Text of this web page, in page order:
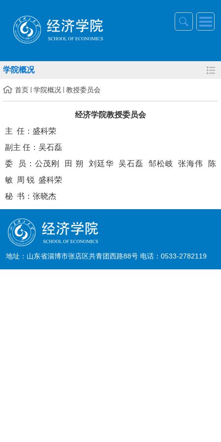
学院概况
首页 学院概况 教授委员会
经济学院教授委员会
主 任：盛科荣
副主 任：吴石磊
委 员：公茂刚 田 朔 刘廷华 吴石磊 邹松岐张海伟
陈
敏
周 锐 盛科荣
秘 书：张晓杰
地址：山东省淄博市张店区共青团西路88号 电话：0533-2782119